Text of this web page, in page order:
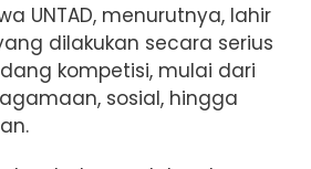
UNTAD, menurutnya, lahir
dilakukan secara serius
kompetisi, mulai dari
sosial, hingga